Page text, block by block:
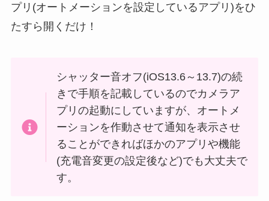
プリ(オートメーションを設定しているアプリ)をひ
たすら開くだけ！
シャッター音オフ(iOS13.6～13.7)の続
きで手順を記載しているのでカメラア
プリの起動にしていますが、オートメ
ーションを作動させて通知を表示させ
ることができればほかのアプリや機能
(充電音変更の設定後など)でも大丈夫で
す。